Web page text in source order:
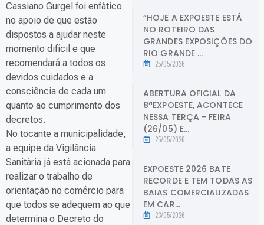
Cassiano Gurgel foi enfático
no apoio de que estão
dispostos a ajudar neste
momento difícil e que
recomendará a todos os
devidos cuidados e a
consciência de cada um
quanto ao cumprimento dos
decretos.
No tocante a municipalidade,
a equipe da Vigilância
Sanitária já está acionada para
realizar o trabalho de
orientação no comércio para
que todos se adequem ao que
determina o Decreto do
“HOJE A EXPOESTE ESTÁ
NO ROTEIRO DAS
GRANDES EXPOSIÇÕES DO
RIO GRANDE ...
25/05/2026
ABERTURA OFICIAL DA
8ªEXPOESTE, ACONTECE
NESSA TERÇA - FEIRA
(26/05) E...
25/05/2026
EXPOESTE 2026 BATE
RECORDE E TEM TODAS AS
BAIAS COMERCIALIZADAS
EM CAR...
23/05/2026